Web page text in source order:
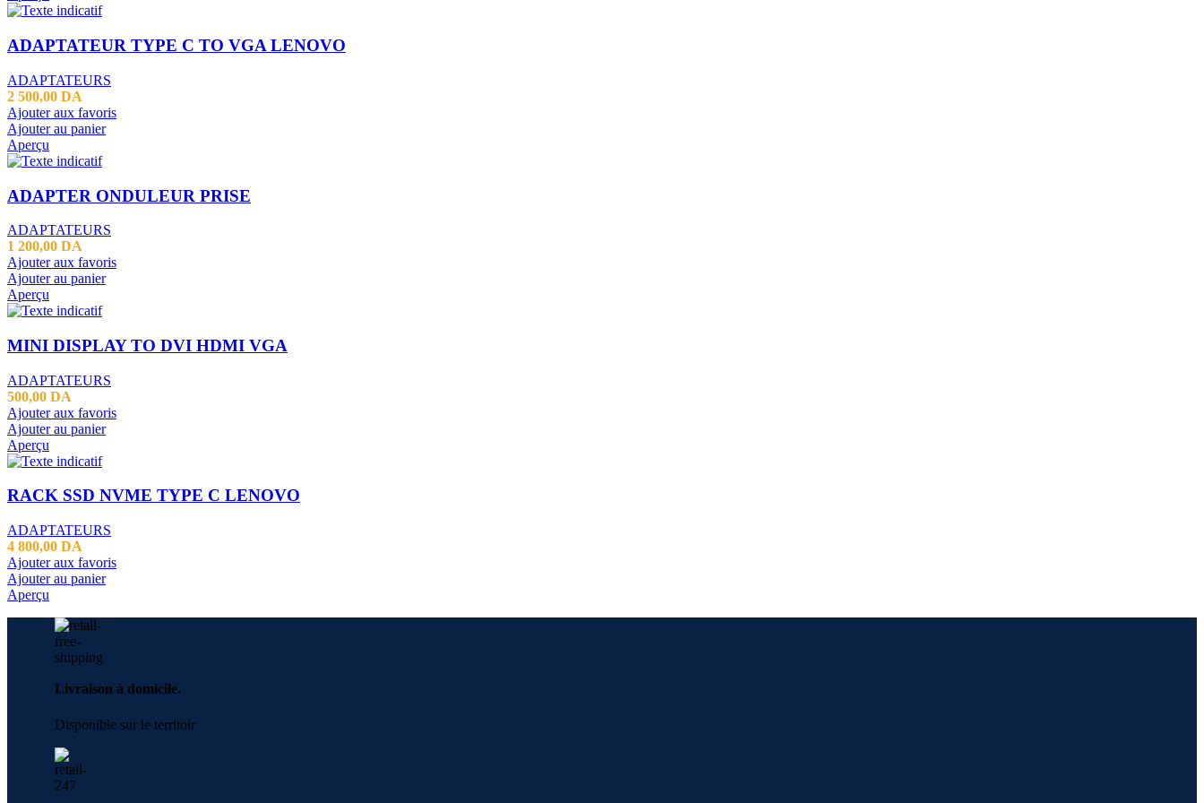
ADAPTATEUR TYPE C TO VGA LENOVO
ADAPTATEURS
2 500,00 DA
Ajouter aux favoris
Ajouter au panier
Aperçu
ADAPTER ONDULEUR PRISE
ADAPTATEURS
1 200,00 DA
Ajouter aux favoris
Ajouter au panier
Aperçu
MINI DISPLAY TO DVI HDMI VGA
ADAPTATEURS
500,00 DA
Ajouter aux favoris
Ajouter au panier
Aperçu
RACK SSD NVME TYPE C LENOVO
ADAPTATEURS
4 800,00 DA
Ajouter aux favoris
Ajouter au panier
Aperçu
Livraison à domicile.
Disponible sur le territoir